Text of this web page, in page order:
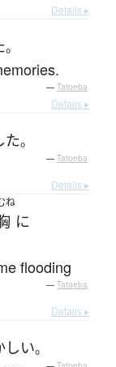
Details ▸
。
— Tatoeba
Details ▸
た。
— Tatoeba
Details ▸
ね
に
flooding
— Tatoeba
Details ▸
しい。